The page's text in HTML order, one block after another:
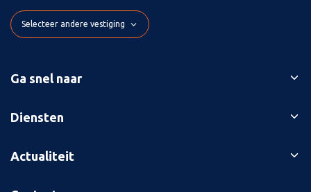
Selecteer andere vestiging
Ga snel naar
Ons verhaal
Succesverhalen
Diensten
Bedrijfsopvolging
Actualiteit